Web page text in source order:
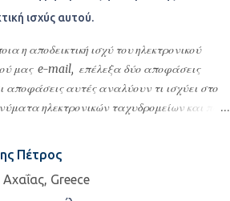
ισχύς αυτού.
η αποδεικτική ισχύ του ηλεκτρονικού
μας e-mail, επέλεξα δύο αποφάσεις
αποφάσεις αυτές αναλύουν τι ισχύει στο
ηλεκτρονικών ταχυδρομείων και πως
εγγράφων.Η πρώτη απόφαση είναι η
και παραθέτω αυτούσια εδώ, η
ΕΙΡΑΘ για την οποία θα παραθέσω την
Πέτρος
Greece